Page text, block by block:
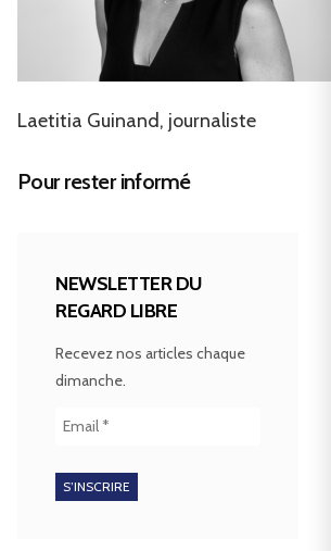
Laetitia Guinand, journaliste
Pour rester informé
NEWSLETTER DU
REGARD LIBRE
Recevez nos articles chaque
dimanche.